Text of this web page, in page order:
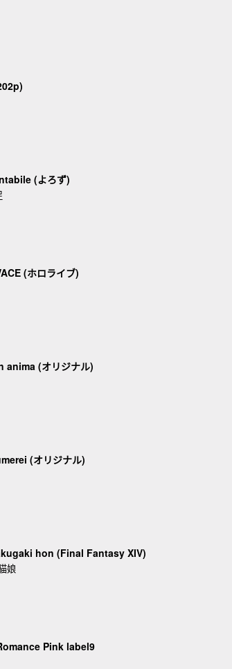
(よろず)
(ホロライブ)
anima (オリジナル)
(オリジナル)
hon (Final Fantasy XIV)
娘
Pink label9